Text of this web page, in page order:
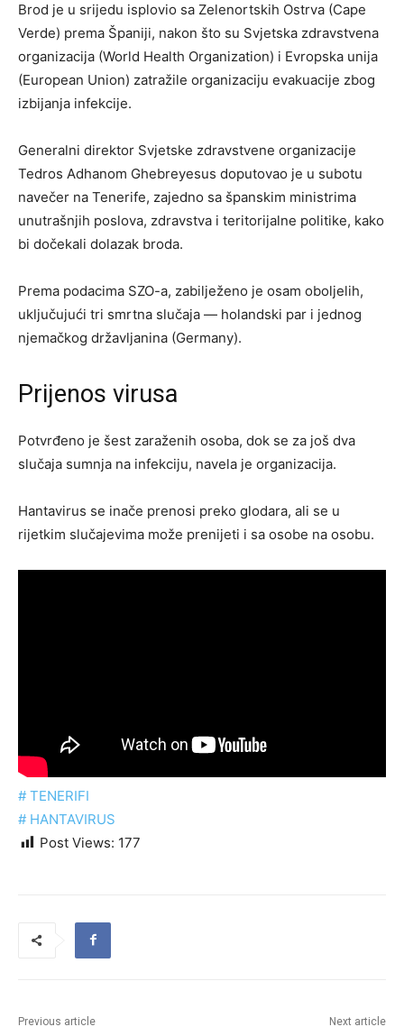
Brod je u srijedu isplovio sa Zelenortskih Ostrva (Cape
Verde) prema Španiji, nakon što su Svjetska zdravstvena
organizacija (World Health Organization) i Evropska unija
(European Union) zatražile organizaciju evakuacije zbog
izbijanja infekcije.
Generalni direktor Svjetske zdravstvene organizacije
Tedros Adhanom Ghebreyesus doputovao je u subotu
navečer na Tenerife, zajedno sa španskim ministrima
unutrašnjih poslova, zdravstva i teritorijalne politike, kako
bi dočekali dolazak broda.
Prema podacima SZO-a, zabilježeno je osam oboljelih,
uključujući tri smrtna slučaja — holandski par i jednog
njemačkog državljanina (Germany).
Prijenos virusa
Potvrđeno je šest zaraženih osoba, dok se za još dva
slučaja sumnja na infekciju, navela je organizacija.
Hantavirus se inače prenosi preko glodara, ali se u
rijetkim slučajevima može prenijeti i sa osobe na osobu.
# TENERIFI
# HANTAVIRUS
Post Views: 177
Previous article Next article